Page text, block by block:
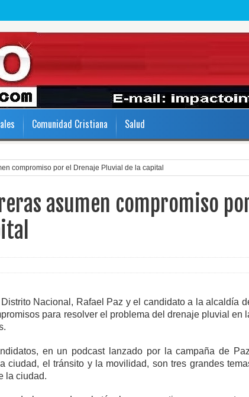
Comunidad Cristiana Salud
compromiso por el Drenaje Pluvial de la capital
asumen compromiso
Nacional, Rafael Paz y el candidato a la alcaldía
para resolver el problema del drenaje pluvial en
en un podcast lanzado por la campaña de
ciudad, el tránsito y la movilidad, son tres grandes
la ciudad.